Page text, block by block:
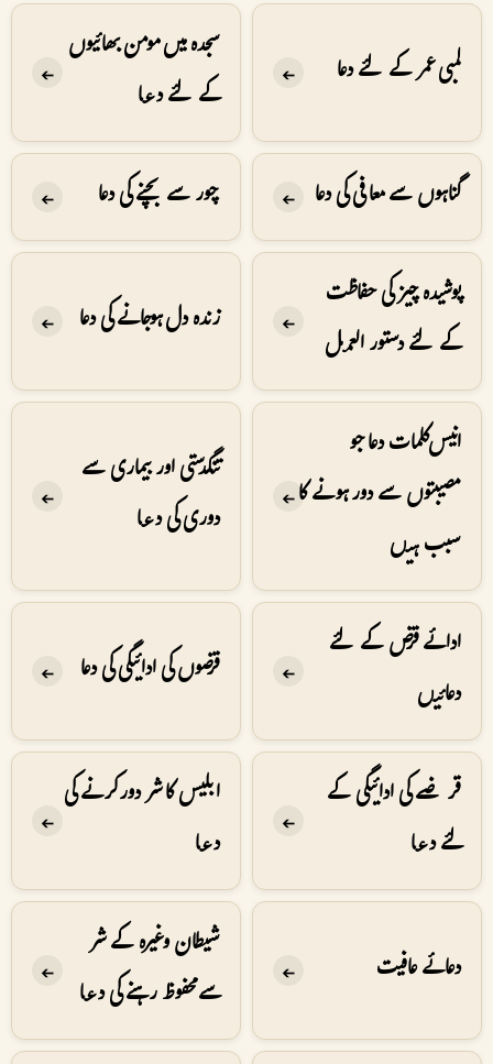
لمبی عمر کے لئے دعا ➔
سجدہ میں مومن بھائیوں
کے لئے دعا
➔
گناہوں سے معافی کی دعا ➔ چور سے بچنے کی دعا ➔
پوشیدہ چیز کی حفاظت
کے لئے دستور العمل
➔ زندہ دل ہوجانے کی دعا ➔
انیس کلمات دعا جو
مصیبتوں سے دور ہونے کا
سبب ہیں
➔
تنگدستی اور بیماری سے
دوری کی دعا
➔
ادائے قرض کے لئے
دعائیں
➔ قرضوں کی ادائیگی کی دعا ➔
قرضے کی ادائیگی کے
لئے دعا
➔
ابلیس کا شر دور کرنے کی
دعا
➔
دعائے عافیت ➔
شیطان وغیرہ کے شر
سے محفوظ رہنے کی دعا
➔